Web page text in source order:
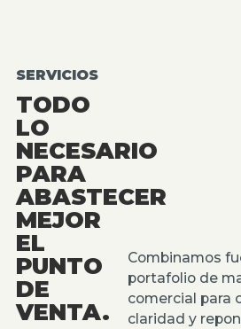
SERVICIOS
TODO
LO
NECESARIO
PARA
ABASTECER
MEJOR
EL
PUNTO
DE
VENTA.
Combinamos
portafolio de
comercial para
claridad y